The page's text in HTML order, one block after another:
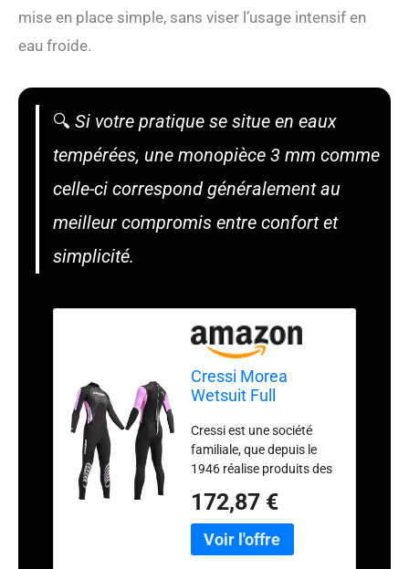
mise en place simple, sans viser l’usage intensif en
eau froide.
🔍 Si votre pratique se situe en eaux
tempérées, une monopièce 3 mm comme
celle-ci correspond généralement au
meilleur compromis entre confort et
simplicité.
Cressi Morea
Wetsuit Full
M/3
Cressi est une société
familiale, que depuis le
1946 réalise produits des
pièce pour les eaux
Tempérées, sans cagoule,
à manches et jambes
172,87 €